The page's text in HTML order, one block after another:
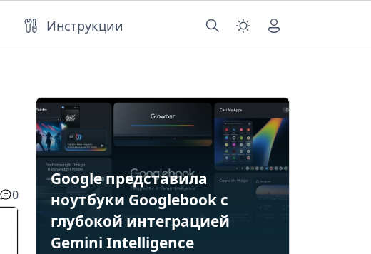
Инструкции
0
Google представила
ноутбуки Googlebook с
глубокой интеграцией
Gemini Intelligence